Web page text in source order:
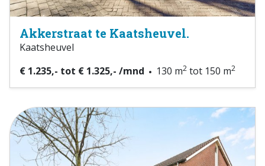
Akkerstraat te Kaatsheuvel.
Kaatsheuvel
€ 1.235,- tot € 1.325,- /mnd
130 m2 tot 150 m2